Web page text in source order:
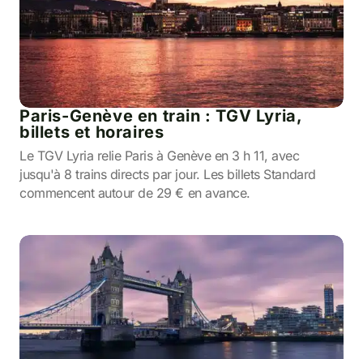
Paris-Genève en train : TGV Lyria,
billets et horaires
Le TGV Lyria relie Paris à Genève en 3 h 11, avec
jusqu'à 8 trains directs par jour. Les billets Standard
commencent autour de 29 € en avance.